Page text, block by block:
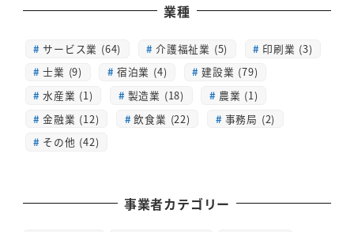
業種
サービス業 (64) 介護福祉業 (5)
印刷業 (3)
士業 (9)
宿泊業 (4)
建設業 (79)
水産業 (1)
製造業 (18)
農業 (1)
金融業 (12)
飲食業 (22)
事務局 (2)
その他 (42)
事業者カテゴリー